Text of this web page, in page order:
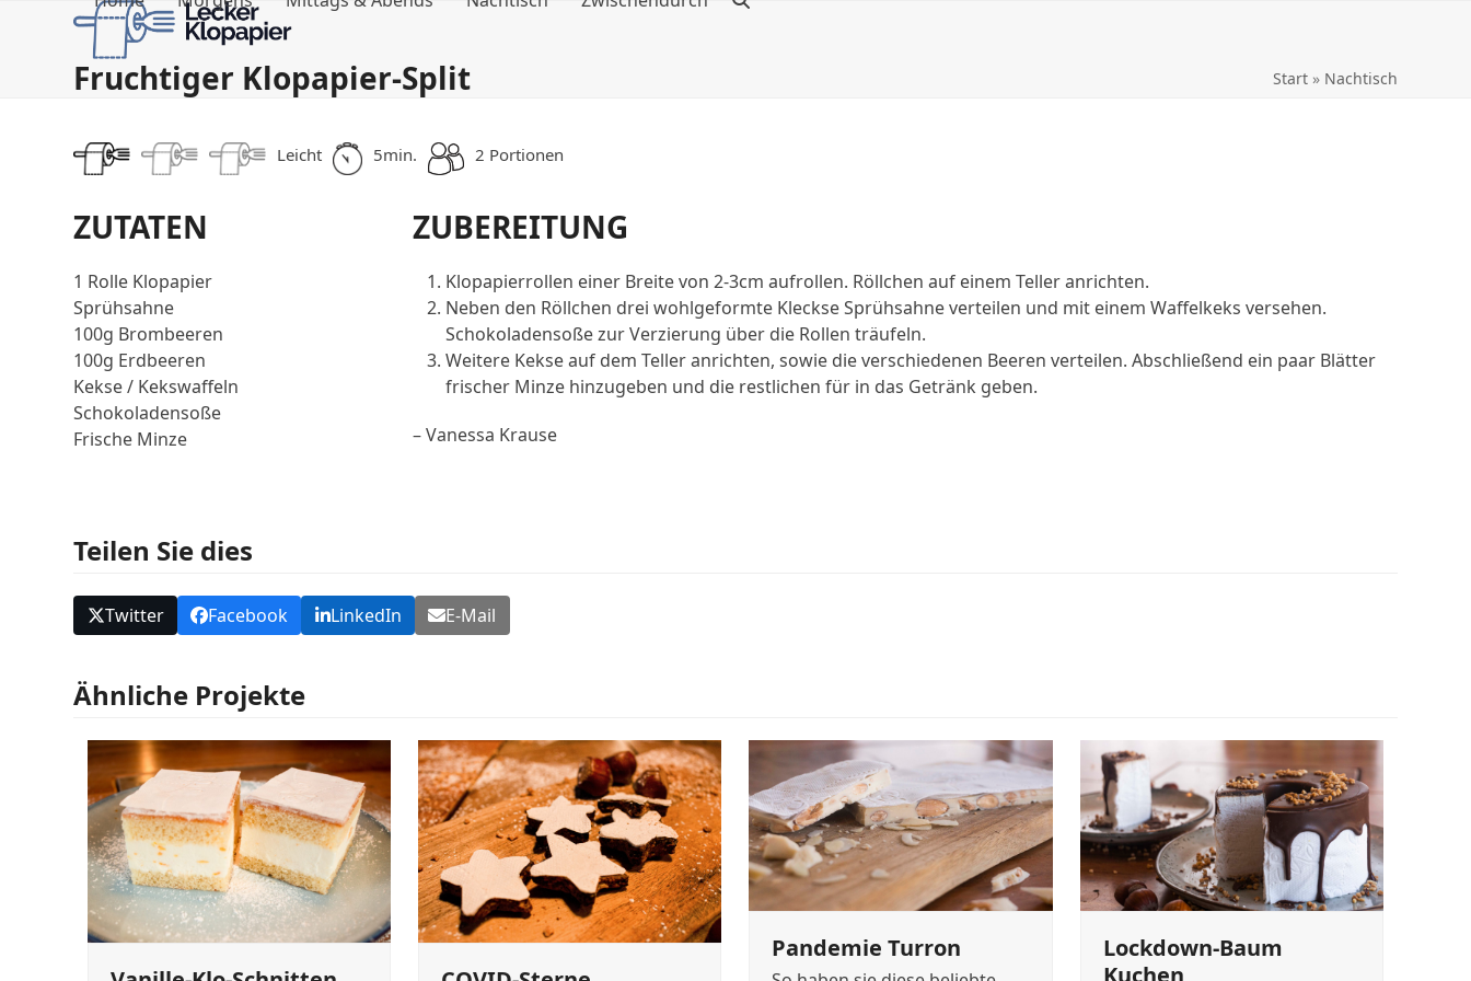
Fruchtiger Klopapier-Split Start» Nachtisch
Leicht 5min. 2 Portionen
ZUTATEN
1 Rolle Klopapier
Sprühsahne
100g Brombeeren
100g Erdbeeren
Kekse / Kekswaffeln
Schokoladensoße
Frische Minze
ZUBEREITUNG
Klopapierrollen einer Breite von 2-3cm aufrollen. Röllchen auf einem Teller anrichten.
Neben den Röllchen drei wohlgeformte Kleckse Sprühsahne verteilen und mit einem Waffelkeks versehen.
Schokoladensoße zur Verzierung über die Rollen träufeln.
Weitere Kekse auf dem Teller anrichten, sowie die verschiedenen Beeren verteilen. Abschließend ein paar Blätter
frischer Minze hinzugeben und die restlichen für in das Getränk geben.
– Vanessa Krause
Teilen Sie dies
Twitter Facebook LinkedIn E-Mail
Ähnliche Projekte
Pandemie Turron
Lockdown-Baum
Kuchen